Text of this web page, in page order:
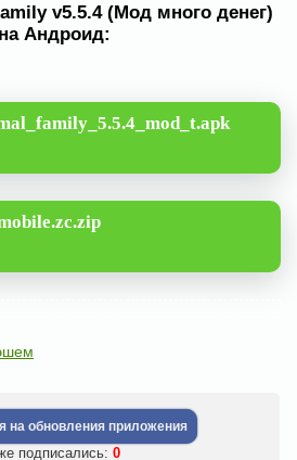
v5.5.4 (Мод много денег)
на Андроид:
на обновления приложения
подписались: 0